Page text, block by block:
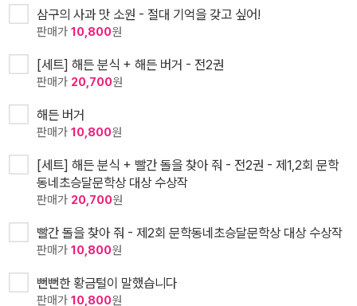
삼구의 사과 맛 소원 - 절대 기억을 갖고 싶어!
판매가 10,800원
[세트] 해든 분식 + 해든 버거 - 전2권
판매가 20,700원
해든 버거
판매가 10,800원
[세트] 해든 분식 + 빨간 돌을 찾아 줘 - 전2권 - 제1,2회 문학
동네초승달문학상 대상 수상작
판매가 20,700원
빨간 돌을 찾아 줘 - 제2회 문학동네초승달문학상 대상 수상작
판매가 10,800원
뻔뻔한 황금털이 말했습니다
판매가 10,800원